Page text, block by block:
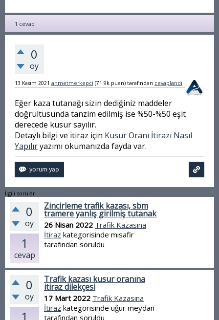
1 cevap
0
oy
13 Kasım 2021 ahmetmerkepci (71.9k puan) tarafından cevaplandı
Eğer kaza tutanağı sizin dediğiniz maddeler
doğrultusunda tanzim edilmiş ise %50-%50 eşit
derecede kusur sayılır.
Detaylı bilgi ve itiraz için Kusur Oranı İtirazı Nasıl
Yapılıryazımı okumanızda fayda var.
İlgili sorular
0
oy
1
cevap
Zincirleme trafik kazası, sbm
tramere yanlış girilmiş tutanak
26 Nisan 2022 Trafik Kazasına
İtiraz kategorisinde misafir
tarafından soruldu
0
oy
1
Trafik kazası kusur oranına
itiraz dilekçesi
17 Mart 2022 Trafik Kazasına
İtiraz kategorisinde uğur meydan
tarafından soruldu